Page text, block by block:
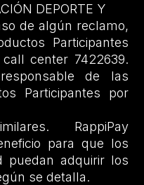
DEPORTE Y
de algún reclamo,
Participantes
center 7422639.
de las
Participantes por
RappiPay
para que los
puedan adquirir los
se detalla.